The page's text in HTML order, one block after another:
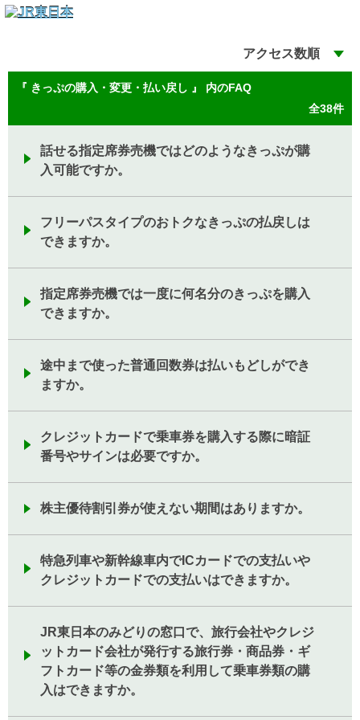
アクセス数順
『 きっぷの購入・変更・払い戻し 』 内のFAQ
全38件
話せる指定席券売機ではどのようなきっぷが購
入可能ですか。
フリーパスタイプのおトクなきっぷの払戻しは
できますか。
指定席券売機では一度に何名分のきっぷを購入
できますか。
途中まで使った普通回数券は払いもどしができ
ますか。
クレジットカードで乗車券を購入する際に暗証
番号やサインは必要ですか。
株主優待割引券が使えない期間はありますか。
特急列車や新幹線車内でICカードでの支払いや
クレジットカードでの支払いはできますか。
JR東日本のみどりの窓口で、旅行会社やクレジ
ットカード会社が発行する旅行券・商品券・ギ
フトカード等の金券類を利用して乗車券類の購
入はできますか。